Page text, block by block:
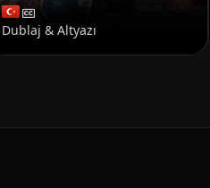
Dublaj & Altyazı